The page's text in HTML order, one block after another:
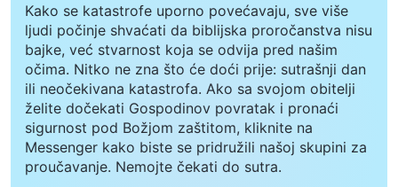
Kako se katastrofe uporno povećavaju, sve više
ljudi počinje shvaćati da biblijska proročanstva nisu
bajke, već stvarnost koja se odvija pred našim
očima. Nitko ne zna što će doći prije: sutrašnji dan
ili neočekivana katastrofa. Ako sa svojom obitelji
želite dočekati Gospodinov povratak i pronaći
sigurnost pod Božjom zaštitom, kliknite na
Messenger kako biste se pridružili našoj skupini za
proučavanje. Nemojte čekati do sutra.